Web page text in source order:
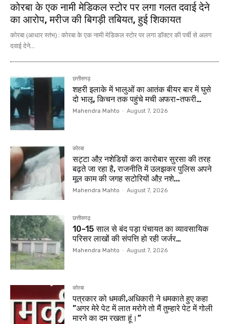
कोरबा के एक नामी मेडिकल स्टोर पर लगा गलत दवाई देने
का आरोप, मरीज की बिगड़ी तबियत, हुई शिकायत
कोरबा (आधार स्तंभ) : कोरबा के एक नामी मेडिकल स्टोर पर लगा डॉक्टर की पर्ची से अलग
दवाई देने...
छत्तीसगढ़
शहरी इलाके में भालुओं का आतंक बीयर बार में घुसे
दो भालू, किचन तक पहुंचे मची अफरा-तफरी…
Mahendra Mahto - August 7, 2026
कोरबा
सट्टा औऱ नशेडिय़ों करा कारोबार सुरसा की तरह
बढ़ते जा रहा है, राजनीति में उलझकर पुलिस अपने
मूल काम की जगह सटोरियों औऱ नशे...
Mahendra Mahto - August 7, 2026
छत्तीसगढ़
10–15 साल से बंद पड़ा पंचायत का व्यावसायिक
परिसर लाखों की संपत्ति हो रही जर्जर…
Mahendra Mahto - August 7, 2026
कोरबा
पत्रकार को धमकी,अधिकारी ने धमकाते हुए कहा
”अगर मेरे पेट में लात मरोगे तो मैं तुम्हारे पेट में गोली
मारने का दम रखता हूं।”